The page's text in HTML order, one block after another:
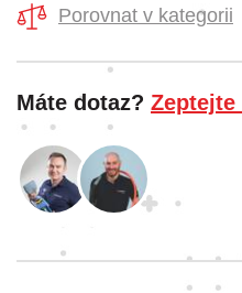
Porovnat v kategorii
Máte dotaz? Zeptejte